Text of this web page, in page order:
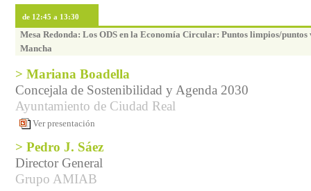
de 12:45 a 13:30
Mesa Redonda: Los ODS en la Economía Circular: Puntos limpios/
Mancha
> Mariana Boadella
Concejala de Sostenibilidad y Agenda 2030
Ayuntamiento de Ciudad Real
Ver presentación
> Pedro J. Sáez
Director General
Grupo AMIAB